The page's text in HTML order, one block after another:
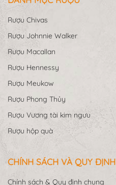
Rượu Chivas
Rượu Johnnie Walker
Rượu Macallan
Rượu Hennessy
Rượu Meukow
Rượu Phong Thủy
Rượu Vương tài kim ngưu
Rượu hộp quà
CHÍNH SÁCH VÀ QUY ĐỊNH
Chính sách & Quy định chung